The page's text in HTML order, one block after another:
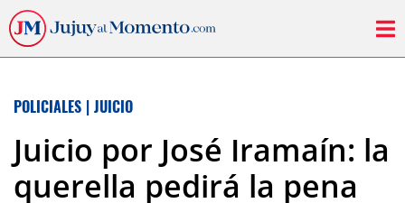
POLICIALES | JUICIO
Juicio por José Iramaín: la
querella pedirá la pena